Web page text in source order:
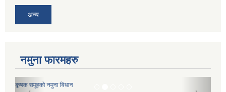
अन्य
नमुना फारमहरु
कृषक समूहको नमुना विधान